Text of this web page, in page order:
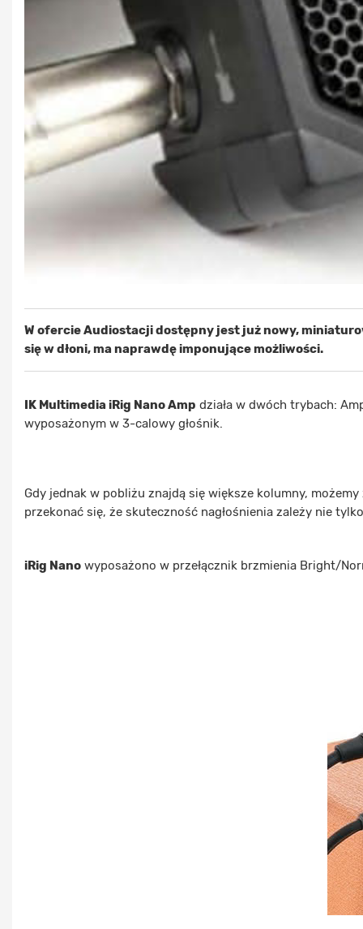
W ofercie Audiostacji dostępny jest już nowy,
się w dłoni, ma naprawdę imponujące możliwości.
IK Multimedia iRig Nano Amp działa w dwóch trybach:
wyposażonym w 3-calowy głośnik.
Gdy jednak w pobliżu znajdą się większe kolumny,
przekonać się, że skuteczność nagłośnienia zależy nie
iRig Nano wyposażono w przełącznik brzmienia Bright/